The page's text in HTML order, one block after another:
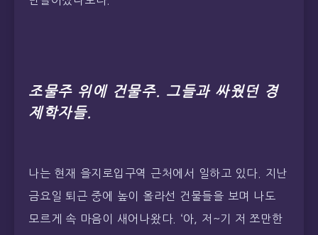
조물주 위에 건물주. 그들과 싸웠던 경
제학자들.
나는 현재 을지로입구역 근처에서 일하고 있다. 지난
금요일 퇴근 중에 높이 올라선 건물들을 보며 나도
모르게 속 마음이 새어나왔다. ‘아, 저~기 저 쪼만한